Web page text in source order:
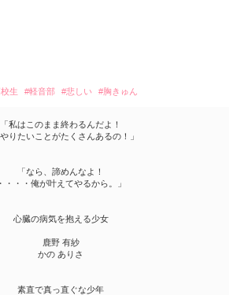
生 #軽音部 #悲しい #胸きゅん
「私はこのまま終わるんだよ！
りたいことがたくさんあるの！」
「なら、諦めんなよ！
・・・・俺が叶えてやるから。」
心臓の病気を抱える少女
鹿野 有紗
かの ありさ
素直で真っ直ぐな少年